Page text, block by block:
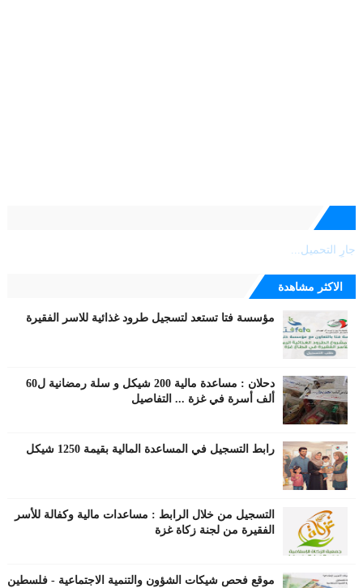
جارٍ التحميل...
الاكثر مشاهدة
مؤسسة فتا تستعد لتسجيل طرود غذائية للاسر الفقيرة
دحلان : مساعدة مالية 200 شيكل و سلة رمضانية ل60
ألف أسرة في غزة ... التفاصيل
رابط التسجيل في المساعدة المالية بقيمة 1250 شيكل
التسجيل من خلال الرابط : مساعدات مالية وكفالة للأسر
الفقيرة من لجنة زكاة غزة
موقع فحص شيكات الشؤون والتنمية الاجتماعية - فلسطين